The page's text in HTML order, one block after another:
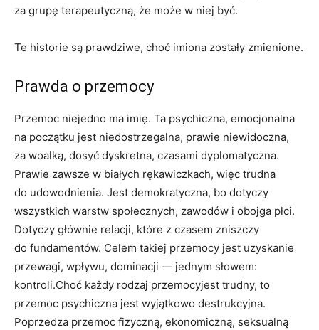
za grupę terapeutyczną, że może w niej być.
Te historie są prawdziwe, choć imiona zostały zmienione.
Prawda o przemocy
Przemoc niejedno ma imię. Ta psychiczna, emocjonalna
na początku jest niedostrzegalna, prawie niewidoczna,
za woalką, dosyć dyskretna, czasami dyplomatyczna.
Prawie zawsze w białych rękawiczkach, więc trudna
do udowodnienia. Jest demokratyczna, bo dotyczy
wszystkich warstw społecznych, zawodów i obojga płci.
Dotyczy głównie relacji, które z czasem zniszczy
do fundamentów. Celem takiej przemocy jest uzyskanie
przewagi, wpływu, dominacji — jednym słowem:
kontroli.Choć każdy rodzaj przemocyjest trudny, to
przemoc psychiczna jest wyjątkowo destrukcyjna.
Poprzedza przemoc fizyczną, ekonomiczną, seksualną